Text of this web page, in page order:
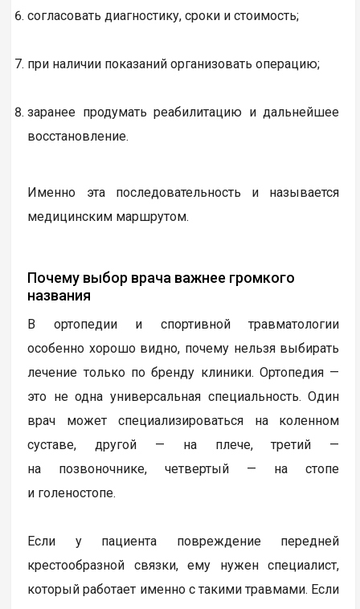
согласовать диагностику, сроки и стоимость;
при наличии показаний организовать операцию;
заранее продумать реабилитацию и дальнейшее
восстановление.
Именно эта последовательность и называется
медицинским маршрутом.
Почему выбор врача важнее громкого
названия
В ортопедии и спортивной травматологии
особенно хорошо видно, почему нельзя выбирать
лечение только по бренду клиники. Ортопедия —
это не одна универсальная специальность. Один
врач может специализироваться на коленном
суставе, другой — на плече, третий —
на позвоночнике, четвертый — на стопе
и голеностопе.
Если у пациента повреждение передней
крестообразной связки, ему нужен специалист,
который работает именно с такими травмами. Если